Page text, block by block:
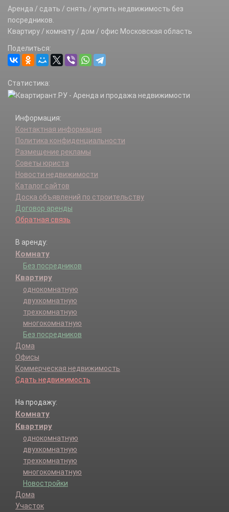
Аренда / сдать / снять / купить недвижимость без
посредников.
Квартиру / комнату / дом / офис Московская область
Поделиться:
Статистика:
Информация:
Контактная информация
Политика конфиденциальности
Размещение рекламы
Советы юриста
Новости недвижимости
Каталог сайтов
Доска объявлений по строительству
Договор аренды
Обратная связь
В аренду:
Комнату
Без посредников
Квартиру
однокомнатную
двухкомнатную
трехкомнатную
многокомнатную
Без посредников
Дома
Офисы
Коммерческая недвижимость
Сдать недвижимость
На продажу:
Комнату
Квартиру
однокомнатную
двухкомнатную
трехкомнатную
многокомнатную
Новостройки
Дома
Участок